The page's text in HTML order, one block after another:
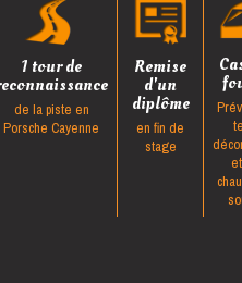
1 tour de
de la piste en
Porsche Cayenne
Remise
d'un
diplôme
en fin de
stage